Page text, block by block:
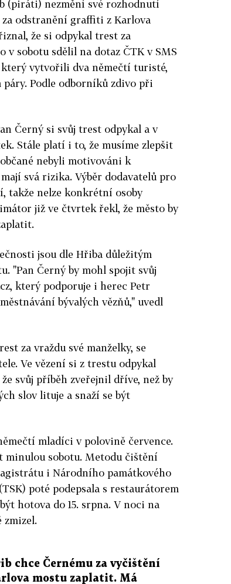
(piráti) nezmění své rozhodnutí
odstranění graffiti z Karlova
že si odpykal trest za
v sobotu sdělil na dotaz ČTK v SMS
který vytvořili dva němečtí turisté,
Podle odborníků zdivo při
Černý si svůj trest odpykal a v
Stále platí i to, že musíme zlepšit
nebyli motivováni k
svá rizika. Výběr dodavatelů pro
takže nelze konkrétní osoby
již ve čtvrtek řekl, že město by
jsou dle Hřiba důležitým
"Pan Černý by mohl spojit svůj
který podporuje i herec Petr
bývalých vězňů," uvedl
za vraždu své manželky, se
Ve vězení si z trestu odpykal
svůj příběh zveřejnil dříve, než by
slov lituje a snaží se být
mladíci v polovině července.
sobotu. Metodu čištění
i Národního památkového
poté podepsala s restaurátorem
hotova do 15. srpna. V noci na
zmizel.
chce Černému za vyčištění
mostu zaplatit. Má